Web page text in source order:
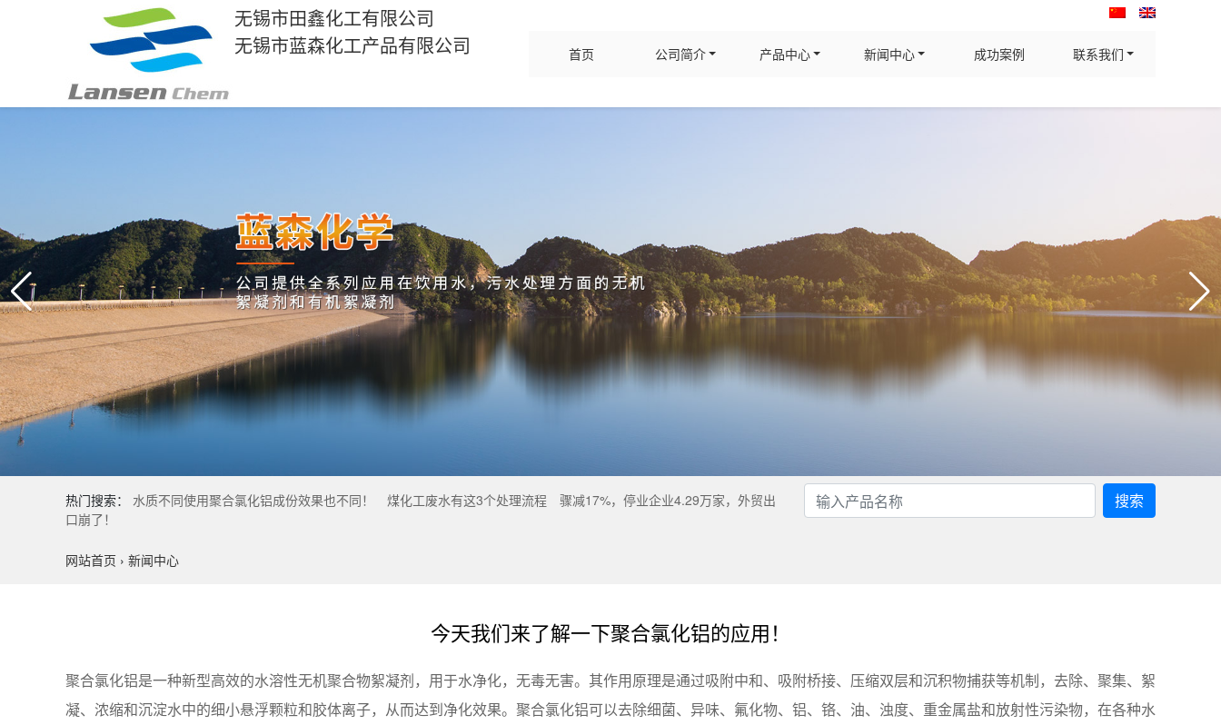
无锡市田鑫化工有限公司
无锡市蓝森化工产品有限公司
首页 公司简介 产品中心 新闻中心 成功案例 联系我们
热门搜索： 水质不同使用聚合氯化铝成份效果也不同！ 煤化工废水有这3个处理流程
骤减17%，停业企业4.29万家，外贸出
口崩了！
搜索
网站首页 › 新闻中心
今天我们来了解一下聚合氯化铝的应用！
聚合氯化铝是一种新型高效的水溶性无机聚合物絮凝剂，用于水净化，无毒无害。其作用原理是通过吸附中和、吸附桥接、压缩双层和沉积物捕获等机制，去除、聚集、絮
凝、浓缩和沉淀水中的细小悬浮颗粒和胶体离子，从而达到净化效果。聚合氯化铝可以去除细菌、异味、氟化物、铝、铬、油、浊度、重金属盐和放射性污染物，在各种水